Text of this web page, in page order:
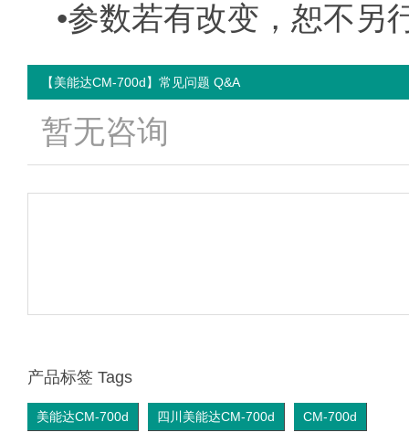
•参数若有改变，恕不另
【美能达CM-700d】常见问题 Q&A
暂无咨询
产品标签 Tags
美能达CM-700d 四川美能达CM-700d CM-700d